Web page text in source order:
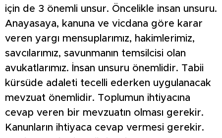
için de 3 önemli unsur. Öncelikle insan unsuru.
Anayasaya, kanuna ve vicdana göre karar
veren yargı mensuplarımız, hakimlerimiz,
savcılarımız, savunmanın temsilcisi olan
avukatlarımız. İnsan unsuru önemlidir. Tabii
kürsüde adaleti tecelli ederken uygulanacak
mevzuat önemlidir. Toplumun ihtiyacına
cevap veren bir mevzuatın olması gerekir.
Kanunların ihtiyaca cevap vermesi gerekir.